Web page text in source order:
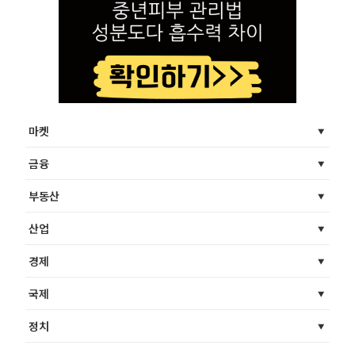
마켓
금융
부동산
산업
경제
국제
정치